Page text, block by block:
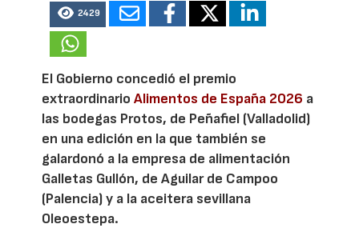
2429
El Gobierno concedió el premio
extraordinarioAlimentos de España 2026 a
las bodegas Protos, de Peñafiel (Valladolid)
en una edición en la que también se
galardonó a la empresa de alimentación
Galletas Gullón, de Aguilar de Campoo
(Palencia) y a la aceitera sevillana
Oleoestepa.